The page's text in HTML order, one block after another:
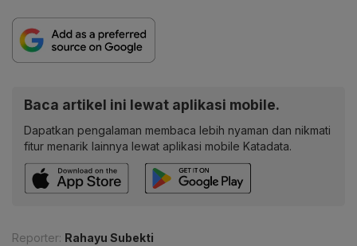
Baca artikel ini lewat aplikasi mobile.
Dapatkan pengalaman membaca lebih nyaman dan nikmati
fitur menarik lainnya lewat aplikasi mobile Katadata.
Reporter: Rahayu Subekti